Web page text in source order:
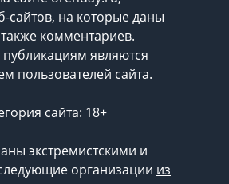
сайтов, на которые даны
комментариев.
являются
пользователей сайта.
сайта: 18+
экстремистскими и
организации из